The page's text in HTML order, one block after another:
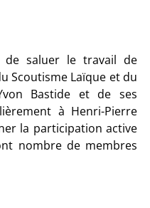
de saluer le travail de
Scoutisme Laïque et du
Bastide et de ses
à Henri-Pierre
la participation active
nombre de membres